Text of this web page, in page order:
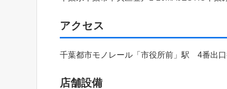
アクセス
千葉都市モノレール「市役所前」駅 4番出
店舗設備